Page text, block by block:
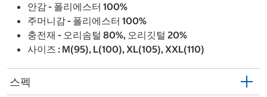
안감 - 폴리에스터 100%
주머니감 - 폴리에스터 100%
충전재 - 오리솜털 80%, 오리깃털 20%
사이즈 : M(95), L(100), XL(105), XXL(110)
스펙